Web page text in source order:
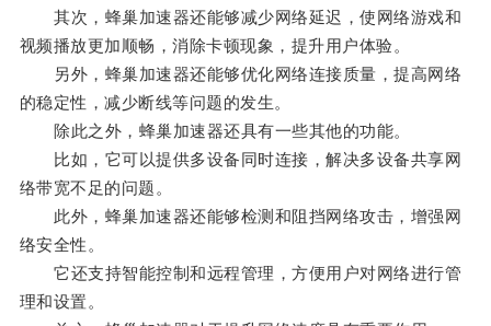
其次，蜂巢加速器还能够减少网络延迟，使网络游戏和
视频播放更加顺畅，消除卡顿现象，提升用户体验。
另外，蜂巢加速器还能够优化网络连接质量，提高网络
的稳定性，减少断线等问题的发生。
除此之外，蜂巢加速器还具有一些其他的功能。
比如，它可以提供多设备同时连接，解决多设备共享网
络带宽不足的问题。
此外，蜂巢加速器还能够检测和阻挡网络攻击，增强网
络安全性。
它还支持智能控制和远程管理，方便用户对网络进行管
理和设置。